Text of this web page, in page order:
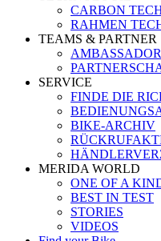
CARBON
RAHMEN
TEAMS & PARTNER
SERVICE
FINDE DIE
BIKE-ARCHIV
MERIDA WORLD
ONE OF A
BEST IN TEST
STORIES
VIDEOS